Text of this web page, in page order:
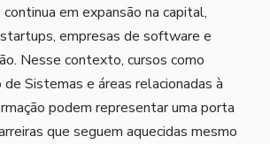
em expansão na capital,
empresas de software e
Nesse contexto, cursos como
Sistemas e áreas relacionadas à
podem representar uma porta
que seguem aquecidas mesmo